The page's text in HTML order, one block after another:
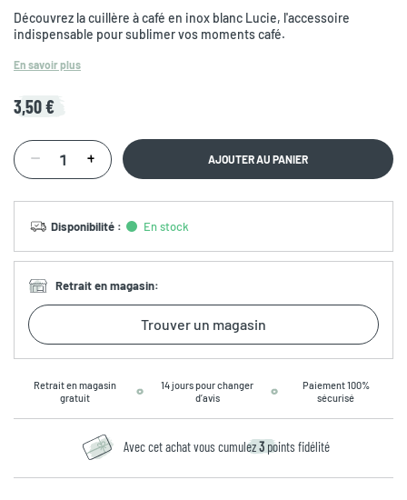
Découvrez la cuillère à café en inox blanc Lucie, l'accessoire
indispensable pour sublimer vos moments café.
En savoir plus
3,50 €
AJOUTER AU PANIER
Disponibilité : En stock
Retrait en magasin:
Trouver un magasin
Retrait en magasin
gratuit
14 jours pour changer
d’avis
Paiement 100%
sécurisé
Avec cet achat vous cumulez3 points fidélité